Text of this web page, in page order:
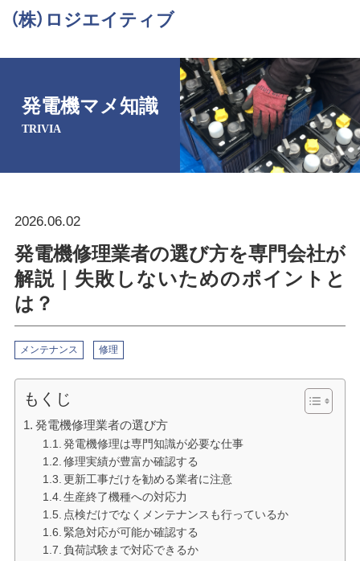
（株）ロジエイティブ
発電機マメ知識
TRIVIA
2026.06.02
発電機修理業者の選び方を専門会社が
解説｜失敗しないためのポイントと
は？
メンテナンス 修理
もくじ
発電機修理業者の選び方
発電機修理は専門知識が必要な仕事
修理実績が豊富か確認する
更新工事だけを勧める業者に注意
生産終了機種への対応力
点検だけでなくメンテナンスも行っているか
緊急対応が可能か確認する
負荷試験まで対応できるか